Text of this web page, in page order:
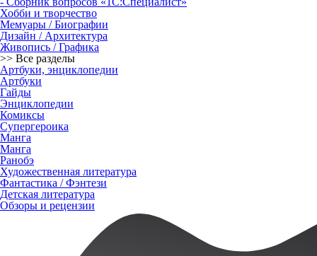
Хобби и творчество
Мемуары / Биографии
Дизайн / Архитектура
Живопись / Графика
>> Все разделы
Артбуки, энциклопедии
Артбуки
Гайды
Энциклопедии
Комиксы
Супергероика
Манга
Манга
Ранобэ
Художественная литература
Фантастика / Фэнтези
Детская литература
Обзоры и рецензии